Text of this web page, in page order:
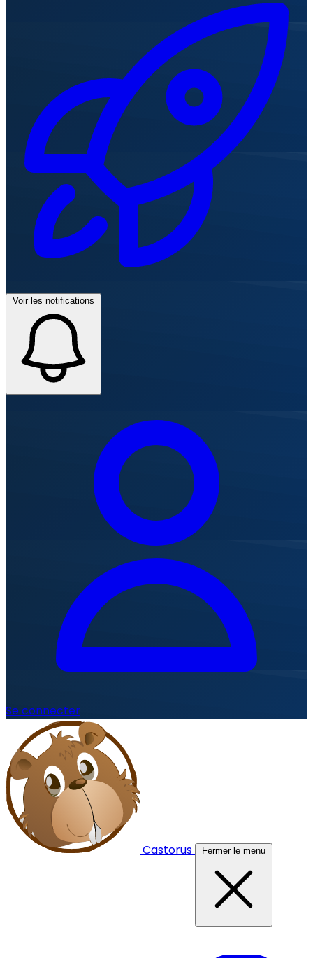
Voir les notifications
Se connecter
Castorus Fermer le menu